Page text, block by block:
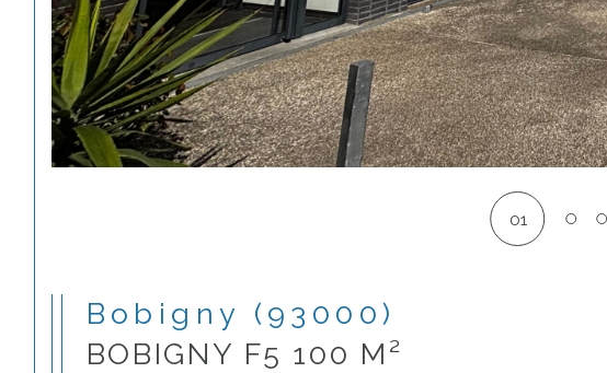
01
Bobigny (93000)
BOBIGNY F5 100 M²